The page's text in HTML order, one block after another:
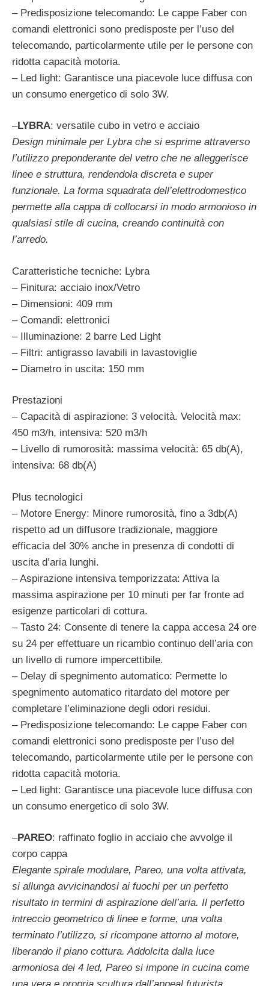
– Predisposizione telecomando: Le cappe Faber con
comandi elettronici sono predisposte per l’uso del
telecomando, particolarmente utile per le persone con
ridotta capacità motoria.
– Led light: Garantisce una piacevole luce diffusa con
un consumo energetico di solo 3W.
–LYBRA: versatile cubo in vetro e acciaio
Design minimale per Lybra che si esprime attraverso
l’utilizzo preponderante del vetro che ne alleggerisce
linee e struttura, rendendola discreta e super
funzionale. La forma squadrata dell’elettrodomestico
permette alla cappa di collocarsi in modo armonioso in
qualsiasi stile di cucina, creando continuità con
l’arredo.
Caratteristiche tecniche: Lybra
– Finitura: acciaio inox/Vetro
– Dimensioni: 409 mm
– Comandi: elettronici
– Illuminazione: 2 barre Led Light
– Filtri: antigrasso lavabili in lavastoviglie
– Diametro in uscita: 150 mm
Prestazioni
– Capacità di aspirazione: 3 velocità. Velocità max:
450 m3/h, intensiva: 520 m3/h
– Livello di rumorosità: massima velocità: 65 db(A),
intensiva: 68 db(A)
Plus tecnologici
– Motore Energy: Minore rumorosità, fino a 3db(A)
rispetto ad un diffusore tradizionale, maggiore
efficacia del 30% anche in presenza di condotti di
uscita d’aria lunghi.
– Aspirazione intensiva temporizzata: Attiva la
massima aspirazione per 10 minuti per far fronte ad
esigenze particolari di cottura.
– Tasto 24: Consente di tenere la cappa accesa 24 ore
su 24 per effettuare un ricambio continuo dell’aria con
un livello di rumore impercettibile.
– Delay di spegnimento automatico: Permette lo
spegnimento automatico ritardato del motore per
completare l’eliminazione degli odori residui.
– Predisposizione telecomando: Le cappe Faber con
comandi elettronici sono predisposte per l’uso del
telecomando, particolarmente utile per le persone con
ridotta capacità motoria.
– Led light: Garantisce una piacevole luce diffusa con
un consumo energetico di solo 3W.
–PAREO: raffinato foglio in acciaio che avvolge il
corpo cappa
Elegante spirale modulare, Pareo, una volta attivata,
si allunga avvicinandosi ai fuochi per un perfetto
risultato in termini di aspirazione dell’aria. Il perfetto
intreccio geometrico di linee e forme, una volta
terminato l’utilizzo, si ricompone attorno al motore,
liberando il piano cottura. Addolcita dalla luce
armoniosa dei 4 led, Pareo si impone in cucina come